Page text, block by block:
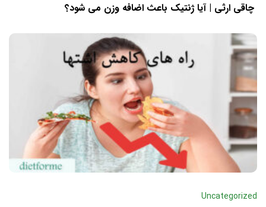
چاقی ارثی | آیا ژنتیک باعث اضافه وزن می شود؟
Uncategorized